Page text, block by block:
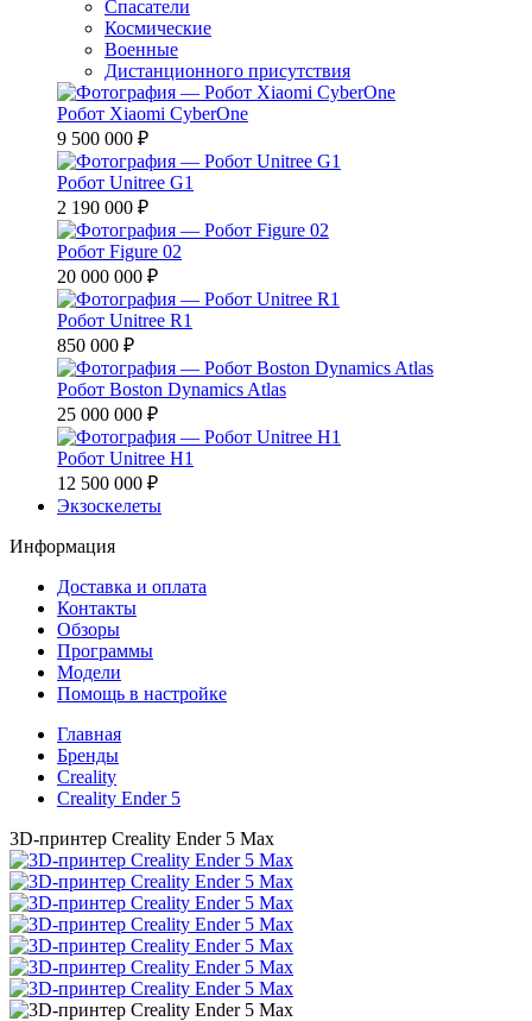
Спасатели
Космические
Военные
Дистанционного присутствия
Робот Xiaomi CyberOne
9 500 000 ₽
Робот Unitree G1
2 190 000 ₽
Робот Figure 02
20 000 000 ₽
Робот Unitree R1
850 000 ₽
Робот Boston Dynamics Atlas
25 000 000 ₽
Робот Unitree H1
12 500 000 ₽
Экзоскелеты
Информация
Доставка и оплата
Контакты
Обзоры
Программы
Модели
Помощь в настройке
Главная
Бренды
Creality
Creality Ender 5
3D-принтер Creality Ender 5 Max